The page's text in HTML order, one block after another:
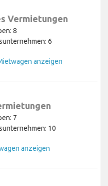
Vermietungen
8
6
anzeigen
7
10
anzeigen